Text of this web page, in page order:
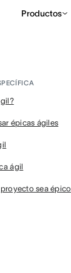
Productos
épicas ágiles
ágil
sea épico